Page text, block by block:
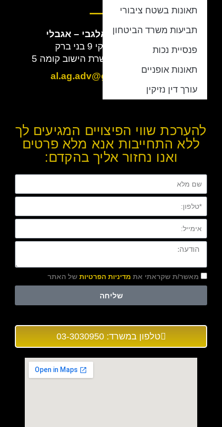
תאונות בשטח ציבורי
תביעות משרד הביטחון
פנסיית נכות
תאונות אופניים
עורך דין נזיקין
חברת עורכי הדין
אלגבי – אגבלי
כתובת:
ז'בוטינסקי 9 בני ברק
מייל: al.ag.adv@gmail.com
להערכת שווי הפיצויים המגיעים לך
ללא התחייבות אנא מלא פרטים
ואנו נחזור אליך בהקדם:
מאשר/ת שקראתי את מדיניות הפרטיות של האתר
שליחה
טלפון במשרד: 03-3030950